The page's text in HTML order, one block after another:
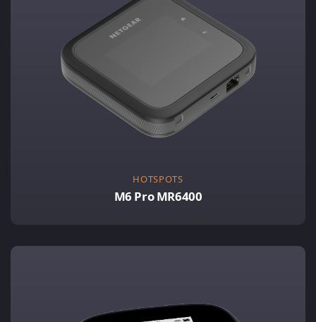
HOTSPOTS
M6 Pro MR6400